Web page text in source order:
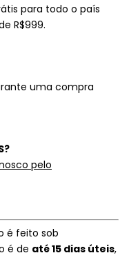
para todo o país
R$999.
uma compra
pelo
é feito sob
é de até 15 dias úteis,